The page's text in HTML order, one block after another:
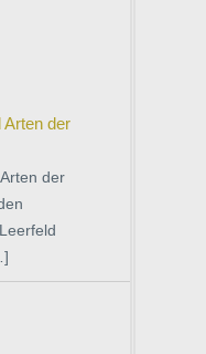
Arten der
der